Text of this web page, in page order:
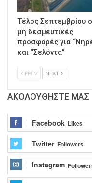
Τέλος Σεπτεμβρίου
μη δεσμευτικές
προσφορές για
και “Σελόντα”
PREV NEXT
ΑΚΟΛΟΥΘΗΣΤΕ ΜΑΣ
Facebook Likes
Twitter Followers
Instagram